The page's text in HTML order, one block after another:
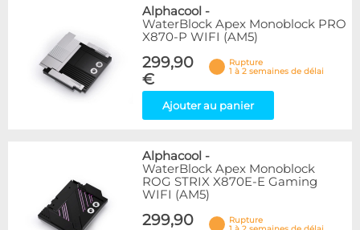
Alphacool -
WaterBlock Apex Monoblock PRO
X870-P WIFI (AM5)
299,90
€
Rupture
1 à 2 semaines de délai
Ajouter au panier
Alphacool -
WaterBlock Apex Monoblock
ROG STRIX X870E-E Gaming
WIFI (AM5)
299,90
Rupture